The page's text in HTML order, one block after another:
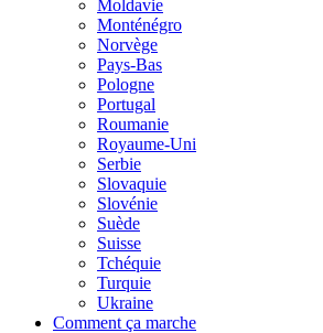
Moldavie
Monténégro
Norvège
Pays-Bas
Pologne
Portugal
Roumanie
Royaume-Uni
Serbie
Slovaquie
Slovénie
Suède
Suisse
Tchéquie
Turquie
Ukraine
Comment ça marche